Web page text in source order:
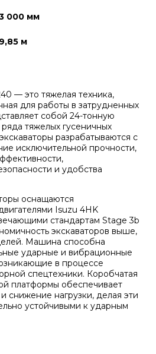
000 мм
9,85 м
— это тяжелая техника,
для работы в затрудненных
собой 24-тонную
тяжелых гусеничных
разрабатываются с
исключительной прочности,
и удобства
оснащаются
Isuzu 4HK
стандартам Stage 3b
экскаваторов выше,
Машина способна
ударные и вибрационные
в процессе
спецтехники. Коробчатая
платформы обеспечивает
снижение нагрузки, делая эти
устойчивыми к ударным